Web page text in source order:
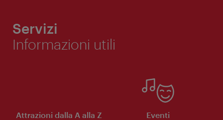
Servizi
Informazioni utili
Attrazioni dalla A alla Z Eventi